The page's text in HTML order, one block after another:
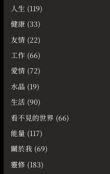
人生 (119)
健康 (33)
友情 (22)
工作 (66)
愛情 (72)
水晶 (19)
生活 (90)
看不見的世界 (66)
能量 (117)
關於我 (69)
靈修 (183)